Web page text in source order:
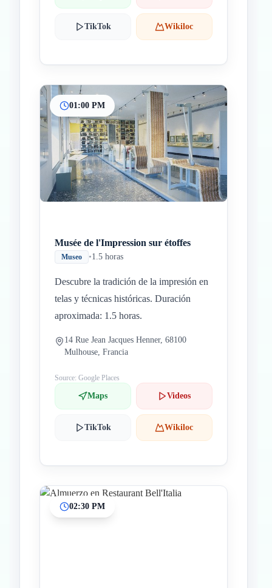
TikTok Wikiloc
01:00 PM
Musée de l'Impression sur étoffes
Museo •1.5 horas
Descubre la tradición de la impresión en
telas y técnicas históricas. Duración
aproximada: 1.5 horas.
14 Rue Jean Jacques Henner, 68100
Mulhouse, Francia
Source: Google Places
Maps Videos
TikTok Wikiloc
02:30 PM